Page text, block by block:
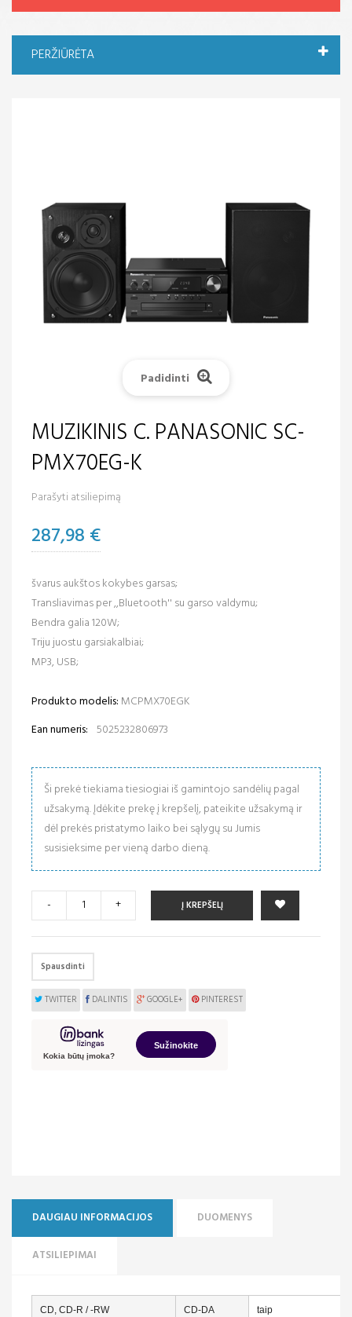
PERŽIŪRĖTA
Padidinti
MUZIKINIS C. PANASONIC SC-
PMX70EG-K
Parašyti atsiliepimą
287,98 €
švarus aukštos kokybes garsas;
Transliavimas per ,,Bluetooth'' su garso valdymu;
Bendra galia 120W;
Triju juostu garsiakalbiai;
MP3, USB;
Produkto modelis: MCPMX70EGK
Ean numeris: 5025232806973
Ši prekė tiekiama tiesiogiai iš gamintojo sandėlių pagal
užsakymą. Įdėkite prekę į krepšelį, pateikite užsakymą ir
dėl prekės pristatymo laiko bei sąlygų su Jumis
susisieksime per vieną darbo dieną.
- + Į KREPŠELĮ
Spausdinti
TWITTER DALINTIS GOOGLE+ PINTEREST
DAUGIAU INFORMACIJOS DUOMENYS
ATSILIEPIMAI
CD, CD-R / -RW CD-DA taip